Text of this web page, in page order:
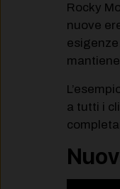
Rocky
nuove
a tutti i